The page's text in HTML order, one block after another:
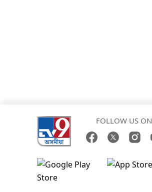
FOLLOW US ON